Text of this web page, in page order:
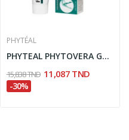
PHYTÉAL
PHYTEAL PHYTOVERA GEL APAISANT 50ML
15,838 TND 11,087 TND
-30%